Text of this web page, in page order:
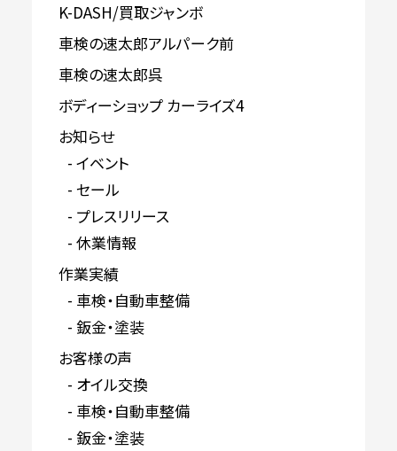
K-DASH/買取ジャンボ
車検の速太郎アルパーク前
車検の速太郎呉
ボディーショップ カーライズ4
お知らせ
イベント
セール
プレスリリース
休業情報
作業実績
車検・自動車整備
鈑金・塗装
お客様の声
オイル交換
車検・自動車整備
鈑金・塗装